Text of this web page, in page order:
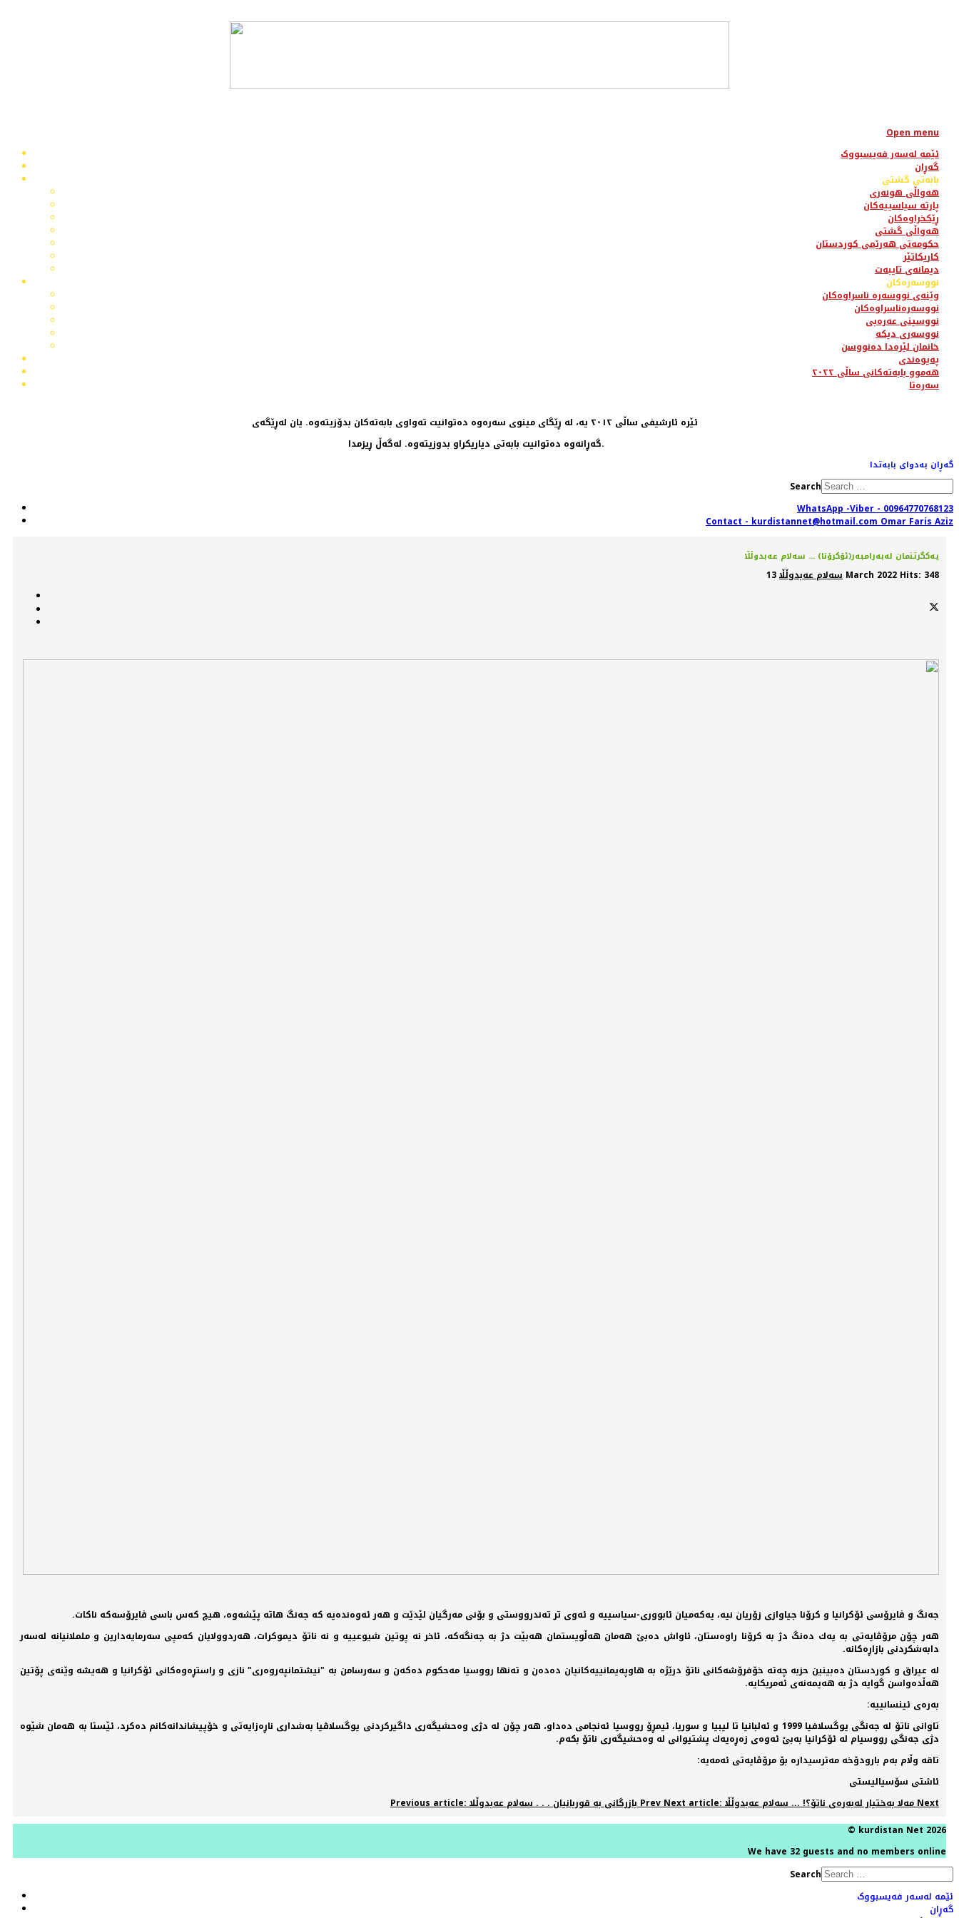
Open menu
ئێمە لەسەر فەیسبووک
گەڕان
بابەتی گشتی
هەواڵی هونەری
پارتە سیاسییەکان
ڕێکخراوەکان
هەواڵی گشتی
حکومەتی هەرێمی کوردستان
کاریکاتێر
دیمانەی تایبەت
نووسەرەکان
وێنەی نووسەرە ناسراوەکان
نووسەرەناسراوەکان
نووسینی عەرەبی
نووسەری دیکە
خانمان لێرەدا دەنووسن
پەیوەندی
هەموو بابەتەکانی ساڵی ٢٠٢٢
سەرەتا
گەڕانەوە دەتوانیت بابەتی دیاریکراو بدوزیتەوە. لەگەڵ ڕیزمدا.
گەڕان بەدوای بابەتدا
Search
WhatsApp -Viber - 00964770768123
Contact - kurdistannet@hotmail.com Omar Faris Aziz
یه‌كگرتنمان له‌به‌رامبه‌ر(ئۆكرۆنا) ... سەلام عەبدوڵڵا
سەلام عەبدوڵڵا 13 March 2022 Hits: 348
جه‌نگ و ڤایرۆسی ئۆكرانیا و كرۆنا جیاوازی زۆریان نیه‌، یه‌كه‌میان ئابووری-سیاسییه‌ و ئه‌وی تر ته‌ندرووستی و بۆنی مه‌رگیان لێدێت و هه‌ر ئه‌وه‌نده‌یه‌ كه‌ جه‌نگ هاته‌ پێشه‌وه‌، هیچ كه‌س باسی ڤایرۆسه‌كه ناكات.
هه‌ر چۆن مرۆڤایه‌تی به‌ یه‌ك ده‌نگ دژ به‌ كرۆنا راوه‌ستان، ئاواش ده‌بێ هه‌مان هه‌ڵویستمان هه‌بێت دژ به‌ جه‌نگه‌كه‌، ئاخر نه‌ پوتین شیوعییه‌ و نه‌ ناتۆ دیموكرات، ‌هه‌ردوولایان كه‌مپی سه‌رمایه‌دارین و ململانیانه‌ له‌سه‌ر
دابه‌شكردنی بازاڕه‌كانه‌.
له‌ عیراق و كوردستان ده‌بینین حزبه‌ چه‌ته‌ خۆفرۆشه‌كانی ناتۆ درێژه‌ به‌ هاوپه‌یمانییه‌كانیان ده‌ده‌ن و ته‌نها رووسیا مه‌حكوم ده‌كه‌ن و سه‌رسامن به‌ "نیشتمانپه‌روه‌ری" نازی و راستڕه‌وه‌كانی ئۆكرانیا و هه‌یشه‌ وێنه‌ی پۆتین
هه‌ڵده‌واسن گوایه‌ دژ به‌ هه‌یمه‌نه‌ی ئه‌مریكایه.
به‌ره‌ی ئینسانییه‌‌:
تاوانی ناتۆ له‌ جه‌نگی یوگسلافیا 1999 و ئه‌لبانیا تا لیبیا و سوریا، ئیمڕۆ رووسیا ئه‌نجامی ده‌داو، هه‌ر چۆن له‌ دژی وه‌حشیگه‌ری داگیركردنی یوگسلاڤیا به‌شداری ناڕه‌زایه‌تی و خۆپیشاندانه‌كانم ده‌كرد، ئێستا به‌ هه‌مان شێوه‌
دژی جه‌نگی رووسیام له‌ ئۆكرانیا به‌بێ ئه‌وه‌ی زه‌ڕه‌یه‌ك پشتیوانی له‌ وه‌حشیگه‌ری ناتۆ بكه‌م.
تاقه‌ وڵام به‌م بارودۆخه‌ مه‌ترسیداره‌ بۆ مرۆڤایه‌تی ئه‌مه‌یه‌:
ئاشتی سۆسیالیستی
Previous article: بازرگانی به‌ قوربانیان . . . سه‌لام عه‌بدوڵلاPrev Next article: مه‌لا به‌ختیار له‌به‌ره‌ی ناتۆ؟! ... سەلام عەبدوڵڵاNext
© kurdistan Net 2026
We have 32 guests and no members online
Search
ئێمە لەسەر فەیسبووک
گەڕان